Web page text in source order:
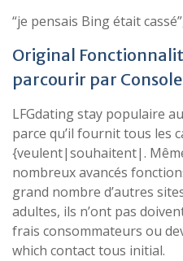
“je pensais Bing était
Original
parcourir par Console
LFGdating stay populaire
parce qu’il fournit tous les
{veulent|souhaitent|.
nombreux avancés
grand nombre d’autres
adultes, ils n’ont pas
frais consommateurs ou
which contact tous initial.